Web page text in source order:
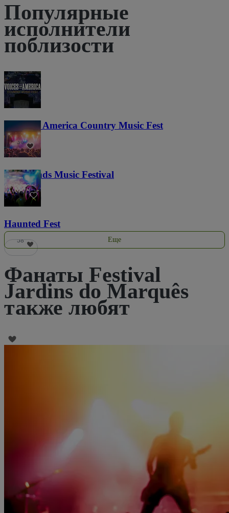
Популярные
исполнители
поблизости
Voices of America Country Music Fest
36
Lost Lands Music Festival
121
Haunted Fest
58 Еще
Фанаты Festival
Jardins do Marquês
также любят